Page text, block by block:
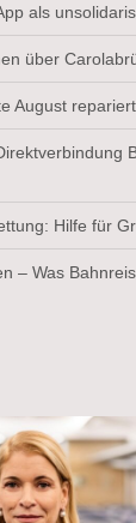
als
über
August
Hilfe für
– Was